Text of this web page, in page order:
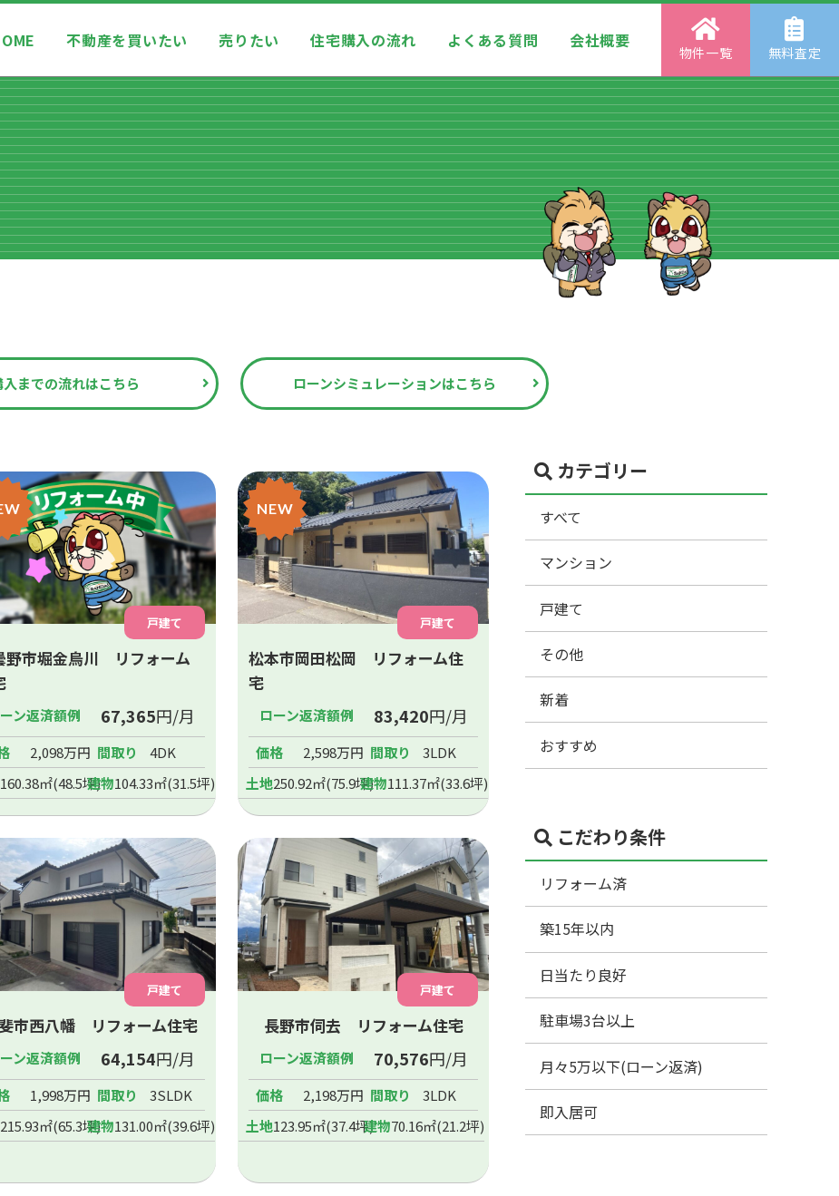
不動産を買いたい 売りたい 住宅購入の流れ よくある質問 会社概要
物件一覧 無料査定
入までの流れはこちら ローンシミュレーションはこちら
戸建て
野市堀金烏川 リフォーム
ン返済額例 67,365円/月
2,098万円 間取り
4DK
160.38㎡(48.5坪)建物104.33㎡(31.5坪)
NEW
戸建て
松本市岡田松岡 リフォーム住
宅
ローン返済額例 83,420円/月
価格 2,598万円 間取り
3LDK
土地250.92㎡(75.9坪)建物111.37㎡(33.6坪)
戸建て
市西八幡 リフォーム住宅
ン返済額例 64,154円/月
1,998万円 間取り
3SLDK
215.93㎡(65.3坪)建物131.00㎡(39.6坪)
戸建て
長野市伺去 リフォーム住宅
ローン返済額例 70,576円/月
価格 2,198万円 間取り
3LDK
土地123.95㎡(37.4坪)建物70.16㎡(21.2坪)
カテゴリー
すべて
マンション
戸建て
その他
新着
おすすめ
こだわり条件
リフォーム済
築15年以内
日当たり良好
駐車場3台以上
月々5万以下(ローン返済)
即入居可